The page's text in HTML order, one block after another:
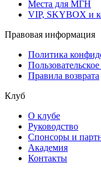
Места для МГН
VIP, SKYBOX и
Правовая информация
Политика
Правила возврата
Клуб
О клубе
Руководство
Спонсоры и
Академия
Контакты